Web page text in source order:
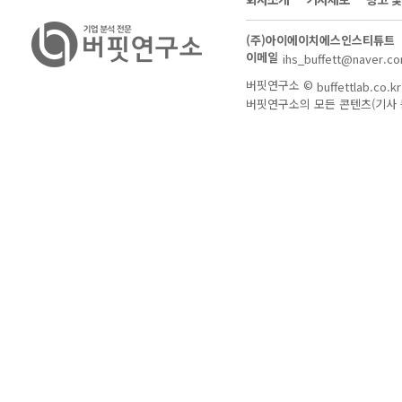
(주)아이에이치에스인스티튜트
이메일
버핏연구소 © buffettlab.co.kr
버핏연구소의 모든 콘텐츠(기